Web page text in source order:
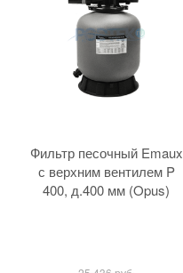
Фильтр песочный Emaux
с верхним вентилем P
400, д.400 мм (Opus)